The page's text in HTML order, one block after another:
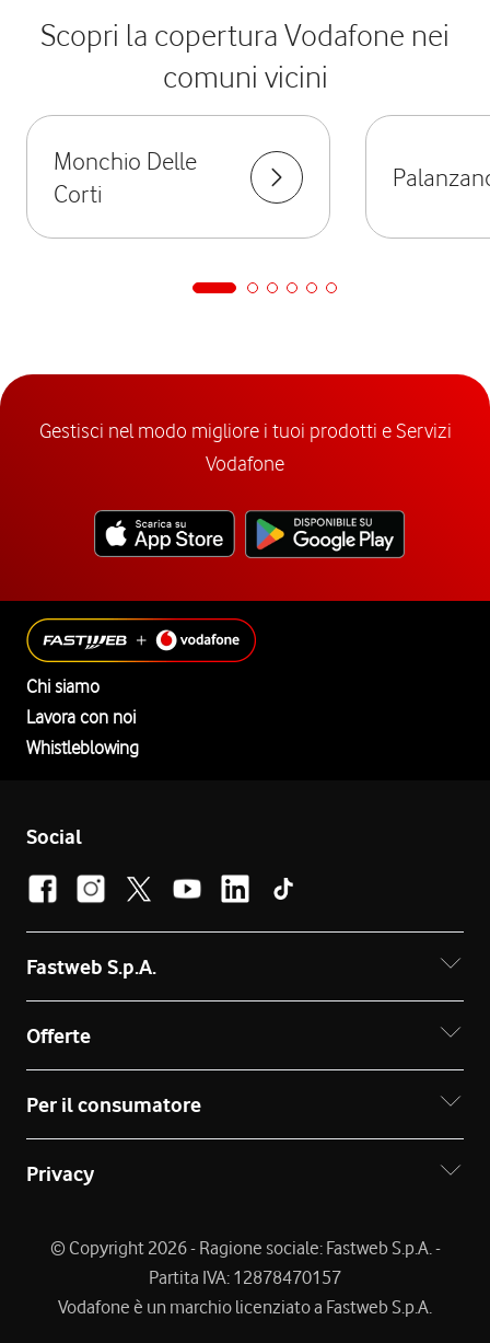
Scopri la copertura Vodafone nei
comuni vicini
Monchio Delle
Corti
Gestisci nel modo migliore i tuoi prodotti e Servizi
Vodafone
Chi siamo
Lavora con noi
Whistleblowing
Social
Fastweb S.p.A.
Offerte
Per il consumatore
Privacy
© Copyright 2026 - Ragione sociale: Fastweb S.p.A. -
Partita IVA: 12878470157
Vodafone è un marchio licenziato a Fastweb S.p.A.